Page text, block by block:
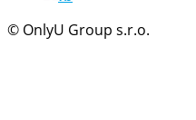
© OnlyU Group s.r.o.